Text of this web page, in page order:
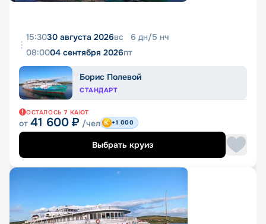
15:3030 августа 2026вс 6 дн/5 нч
08:0004 сентября 2026пт
Борис Полевой
СТАНДАРТ
ОСТАЛОСЬ 7 КАЮТ
от 41 600 ₽ /чел +1 000
Выбрать круиз